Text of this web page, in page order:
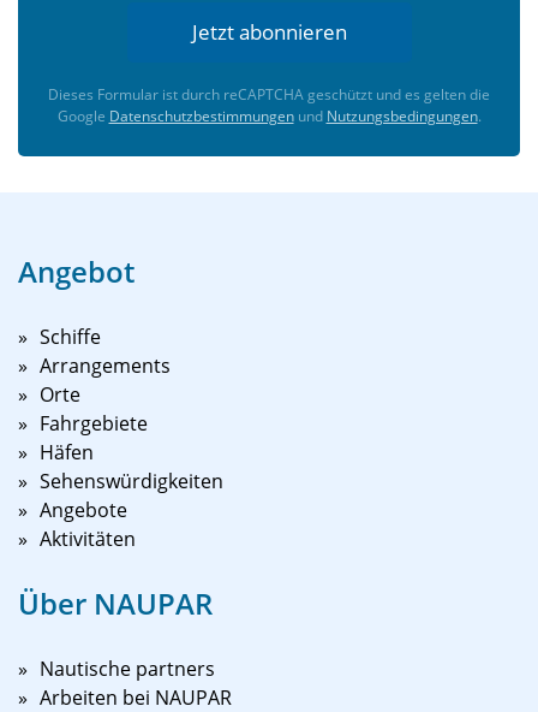
Jetzt abonnieren
Dieses Formular ist durch reCAPTCHA geschützt und es gelten die
Google Datenschutzbestimmungenund Nutzungsbedingungen.
Angebot
Schiffe
Arrangements
Orte
Fahrgebiete
Häfen
Sehenswürdigkeiten
Angebote
Aktivitäten
Über NAUPAR
Nautische partners
Arbeiten bei NAUPAR